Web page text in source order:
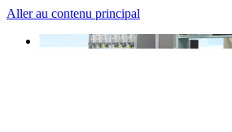
Aller au contenu principal